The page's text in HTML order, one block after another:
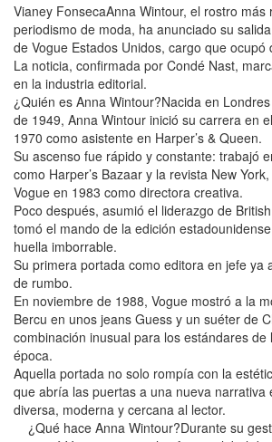
Vianey FonsecaAnna Wintour, el rostro más
periodismo de moda, ha anunciado su
de Vogue Estados Unidos, cargo que ocupó
La noticia, confirmada por Condé Nast,
en la industria editorial.
¿Quién es Anna Wintour?Nacida en
de 1949, Anna Wintour inició su carrera en
1970 como asistente en Harper’s & Queen.
Su ascenso fue rápido y constante: trabajó
como Harper’s Bazaar y la revista New
Vogue en 1983 como directora creativa.
Poco después, asumió el liderazgo de
tomó el mando de la edición
huella imborrable.
Su primera portada como editora en jefe ya
de rumbo.
En noviembre de 1988, Vogue mostró a la
Bercu en unos jeans Guess y un suéter de
combinación inusual para los estándares de
época.
Aquella portada no solo rompía con la
que abría las puertas a una nueva narrativa
diversa, moderna y cercana al lector.
¿Qué hace Anna Wintour?Durante su